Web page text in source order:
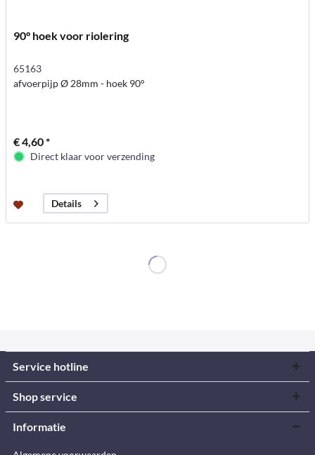
90° hoek voor riolering
65163
afvoerpijp Ø 28mm - hoek 90°
€ 4,60 *
Direct klaar voor verzending
Details
Service hotline
Shop service
Informatie